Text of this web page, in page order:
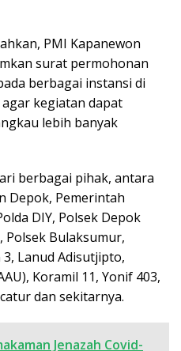
PMI Kapanewon
surat permohonan
berbagai instansi di
kegiatan dapat
lebih banyak
berbagai pihak, antara
Depok, Pemerintah
DIY, Polsek Depok
Polsek Bulaksumur,
3, Lanud Adisutjipto,
Koramil 11, Yonif 403,
dan sekitarnya.
Jenazah Covid-